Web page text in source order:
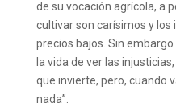
de su vocación agrícola, a
cultivar son carísimos y
precios bajos. Sin
la vida de ver las
que invierte, pero, cuando
nada”.